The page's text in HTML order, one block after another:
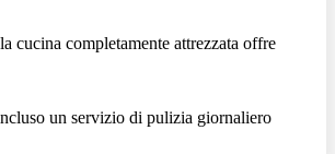
cucina completamente attrezzata offre
un servizio di pulizia giornaliero